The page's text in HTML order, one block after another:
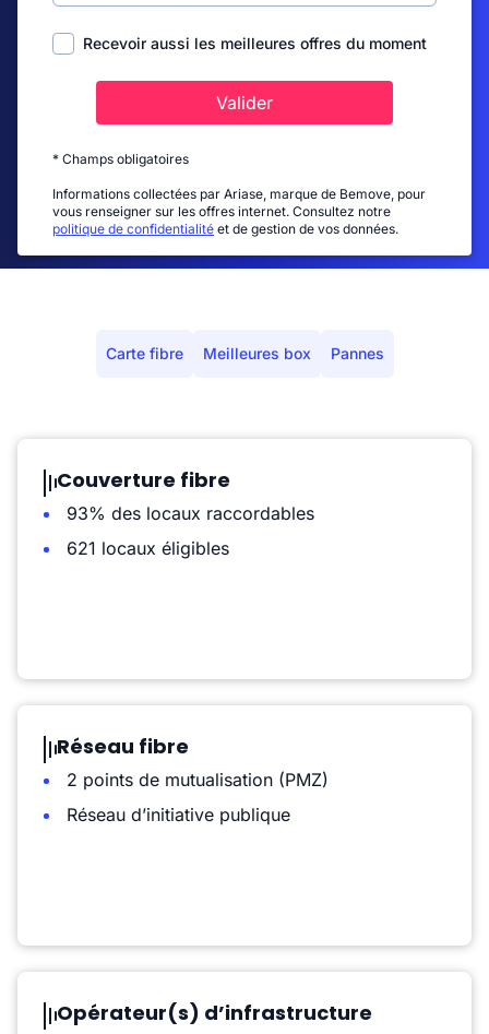
Recevoir aussi les meilleures offres du moment
Valider
* Champs obligatoires
Informations collectées par Ariase, marque de Bemove, pour
vous renseigner sur les offres internet. Consultez notre
politique de confidentialité et de gestion de vos données.
Carte fibre Meilleures box Pannes
Couverture fibre
93% des locaux raccordables
621 locaux éligibles
Réseau fibre
2 points de mutualisation (PMZ)
Réseau d’initiative publique
Opérateur(s) d’infrastructure